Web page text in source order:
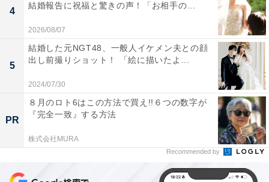
4
結婚報告に祝福と驚きの声！「お相手の...
2026/08/07
5
結婚した元NGT48、一般人イケメン夫との顔
出し前撮りショット！ 「絵に描いたよ...
2024/07/30
PR
８月のロト6はこの方法で買え!!６つの数字が
『完全一致』する方法
株式会社MURA
Recommended by